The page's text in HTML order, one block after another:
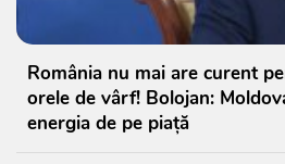
România nu mai are curent
orele de vârf! Bolojan:
energia de pe piață